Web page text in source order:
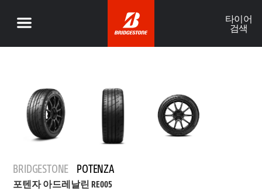
타이어
검색
BRIDGESTONE POTENZA
포텐자 아드레날린 RE005